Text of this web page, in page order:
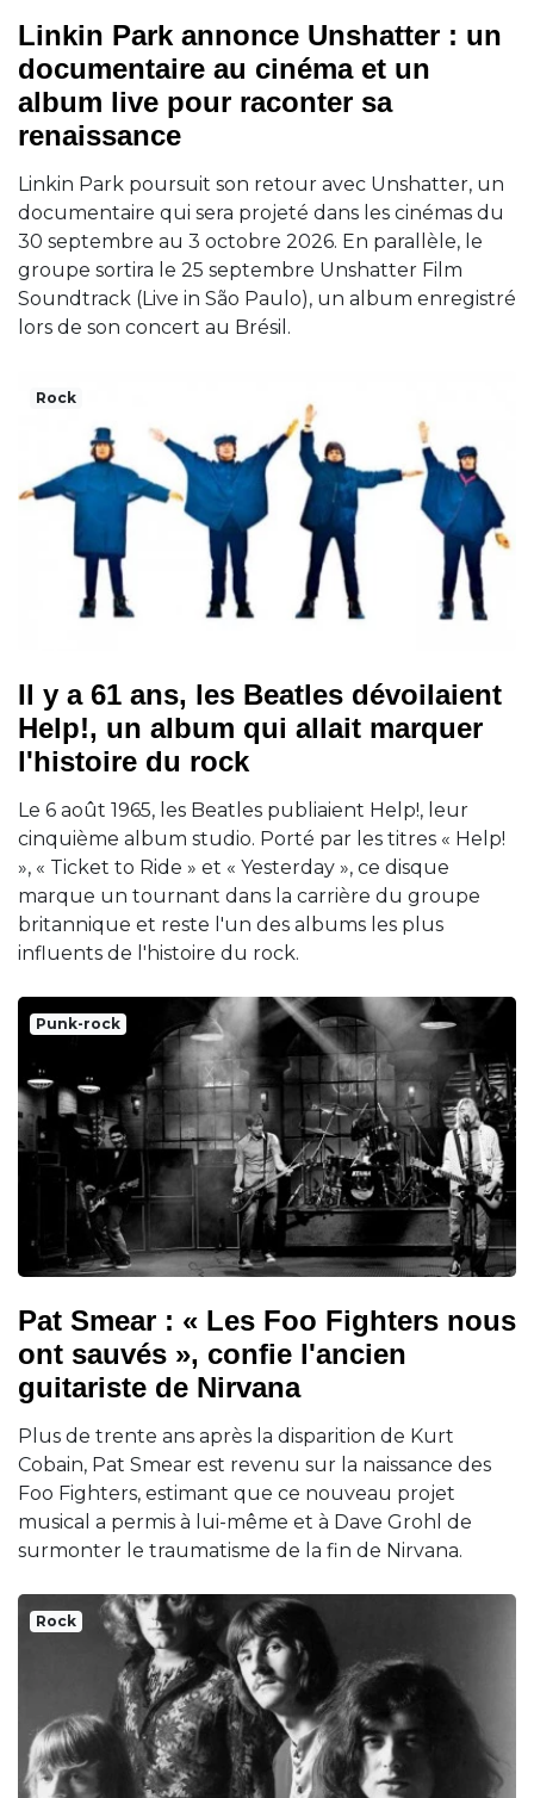
Linkin Park annonce Unshatter : un
documentaire au cinéma et un
album live pour raconter sa
renaissance
Linkin Park poursuit son retour avec Unshatter, un
documentaire qui sera projeté dans les cinémas du
30 septembre au 3 octobre 2026. En parallèle, le
groupe sortira le 25 septembre Unshatter Film
Soundtrack (Live in São Paulo), un album enregistré
lors de son concert au Brésil.
Rock
Il y a 61 ans, les Beatles dévoilaient
Help!, un album qui allait marquer
l'histoire du rock
Le 6 août 1965, les Beatles publiaient Help!, leur
cinquième album studio. Porté par les titres « Help!
», « Ticket to Ride » et « Yesterday », ce disque
marque un tournant dans la carrière du groupe
britannique et reste l'un des albums les plus
influents de l'histoire du rock.
Punk-rock
Pat Smear : « Les Foo Fighters nous
ont sauvés », confie l'ancien
guitariste de Nirvana
Plus de trente ans après la disparition de Kurt
Cobain, Pat Smear est revenu sur la naissance des
Foo Fighters, estimant que ce nouveau projet
musical a permis à lui-même et à Dave Grohl de
surmonter le traumatisme de la fin de Nirvana.
Rock